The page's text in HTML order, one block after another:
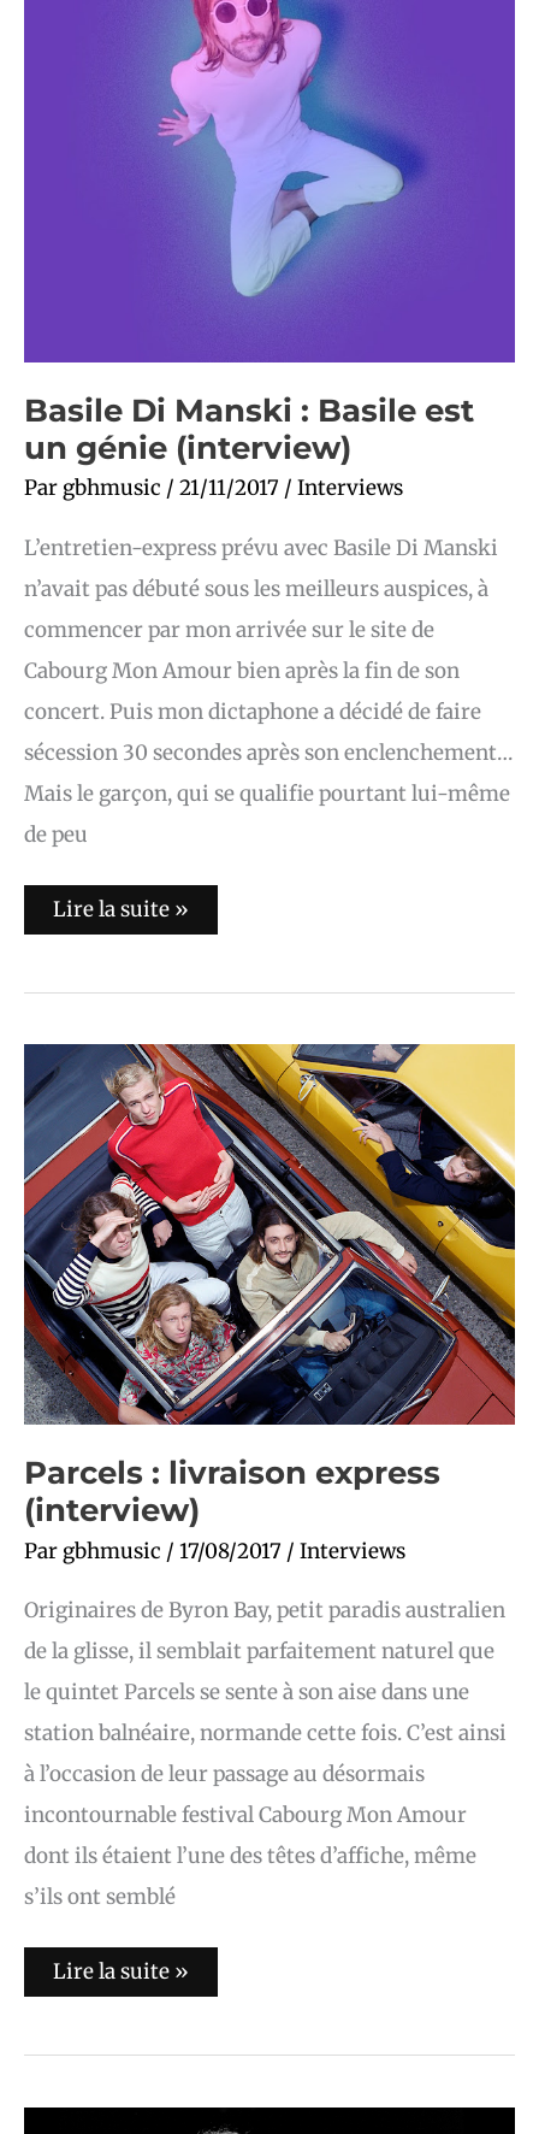
Basile Di Manski : Basile est
un génie (interview)
Par gbhmusic / 21/11/2017 / Interviews
L’entretien-express prévu avec Basile Di Manski
n’avait pas débuté sous les meilleurs auspices, à
commencer par mon arrivée sur le site de
Cabourg Mon Amour bien après la fin de son
concert. Puis mon dictaphone a décidé de faire
sécession 30 secondes après son enclenchement…
Mais le garçon, qui se qualifie pourtant lui-même
de peu
Lire la suite »
Parcels : livraison express
(interview)
Par gbhmusic / 17/08/2017 / Interviews
Originaires de Byron Bay, petit paradis australien
de la glisse, il semblait parfaitement naturel que
le quintet Parcels se sente à son aise dans une
station balnéaire, normande cette fois. C’est ainsi
à l’occasion de leur passage au désormais
incontournable festival Cabourg Mon Amour
dont ils étaient l’une des têtes d’affiche, même
s’ils ont semblé
Parcels
:
livraison
express
(interview)
Lire la suite »
Marion